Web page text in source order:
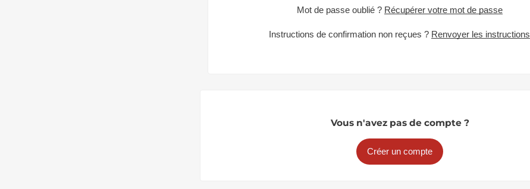
Mot de passe oublié ? Récupérer votre mot de passe
Instructions de confirmation non reçues ? Renvoyer les instructions
Vous n'avez pas de compte ?
Créer un compte